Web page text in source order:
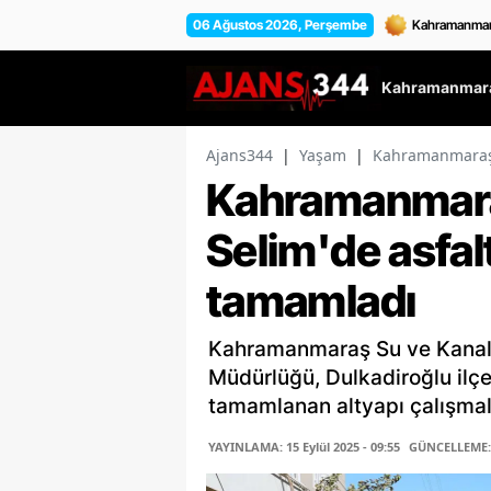
06 Ağustos 2026, Perşembe
Ajans344 | Yaşam |
Selim'de
tamamladı
Kahramanmaraş Su ve
Müdürlüğü, Dulkadiroğlu
tamamlanan altyapı
YAYINLAMA: 15 Eylül 2025 - 09:55